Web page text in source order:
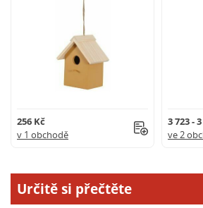
256 Kč
v 1 obchodě
3 723 -
ve 2
Určitě si přečtěte